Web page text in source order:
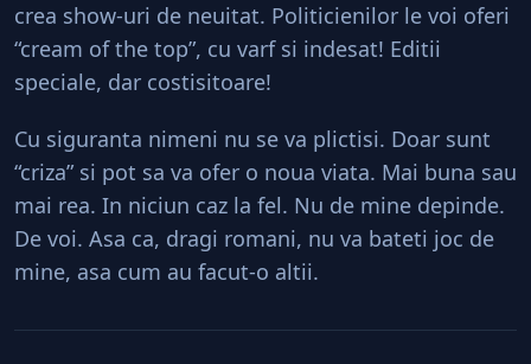
crea show-uri de neuitat. Politicienilor le voi oferi
“cream of the top”, cu varf si indesat! Editii
speciale, dar costisitoare!
Cu siguranta nimeni nu se va plictisi. Doar sunt
“criza” si pot sa va ofer o noua viata. Mai buna sau
mai rea. In niciun caz la fel. Nu de mine depinde.
De voi. Asa ca, dragi romani, nu va bateti joc de
mine, asa cum au facut-o altii.